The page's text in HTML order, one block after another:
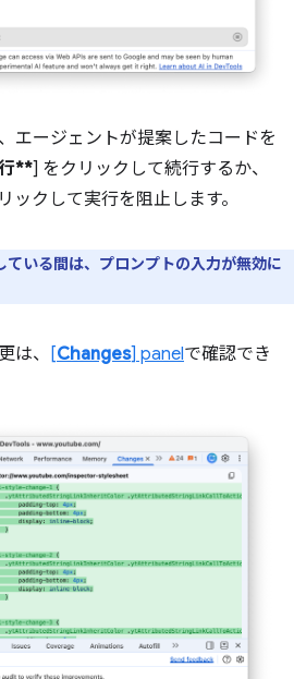
エージェントが提案したコードを
**] をクリックして続行するか、
ックして実行を阻止します。
ている間は、プロンプトの入力が無効に
は、 [Changes] panelで確認でき